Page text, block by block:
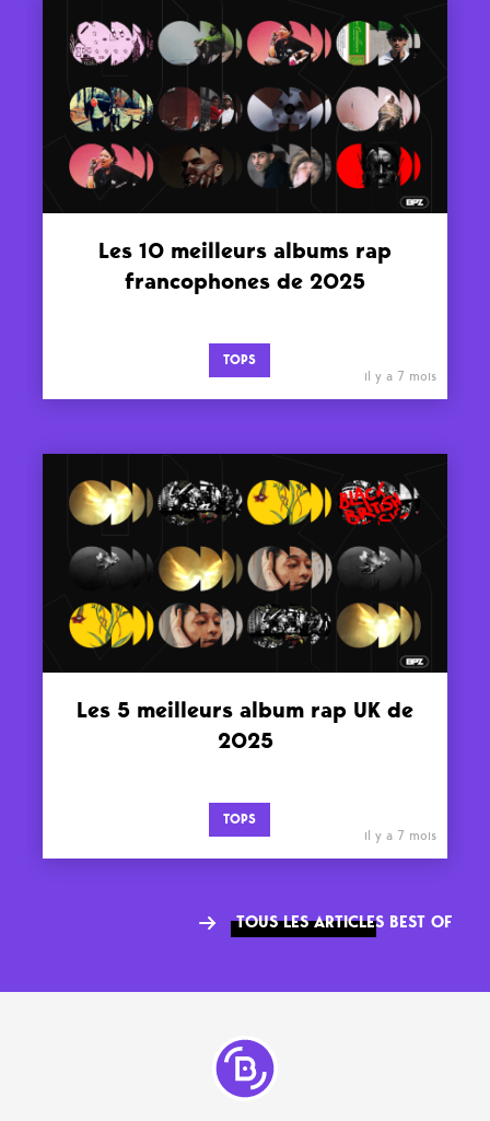
Les 10 meilleurs albums rap
francophones de 2025
TOPS
il y a 7 mois
Les 5 meilleurs album rap UK de
2025
TOPS
il y a 7 mois
TOUS LES ARTICLES BEST OF